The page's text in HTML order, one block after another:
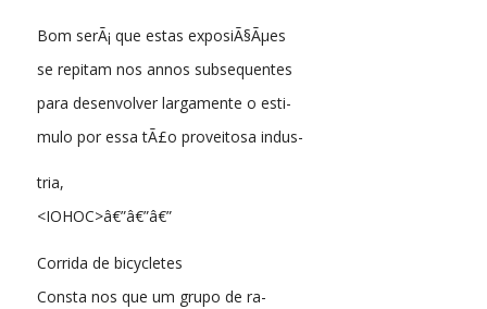
Bom serÃ¡ que estas exposiÃ§Ãµes
se repitam nos annos subsequentes
para desenvolver largamente o esti-
mulo por essa tÃ£o proveitosa indus-
tria,
<IOHOC>â€”â€”â€”
Corrida de bicycletes
Consta nos que um grupo de ra-